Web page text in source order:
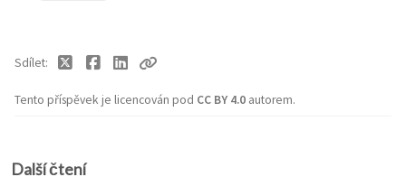
Tento příspěvek je licencován pod CC BY 4.0 autorem.
Sdílet
Další čtení